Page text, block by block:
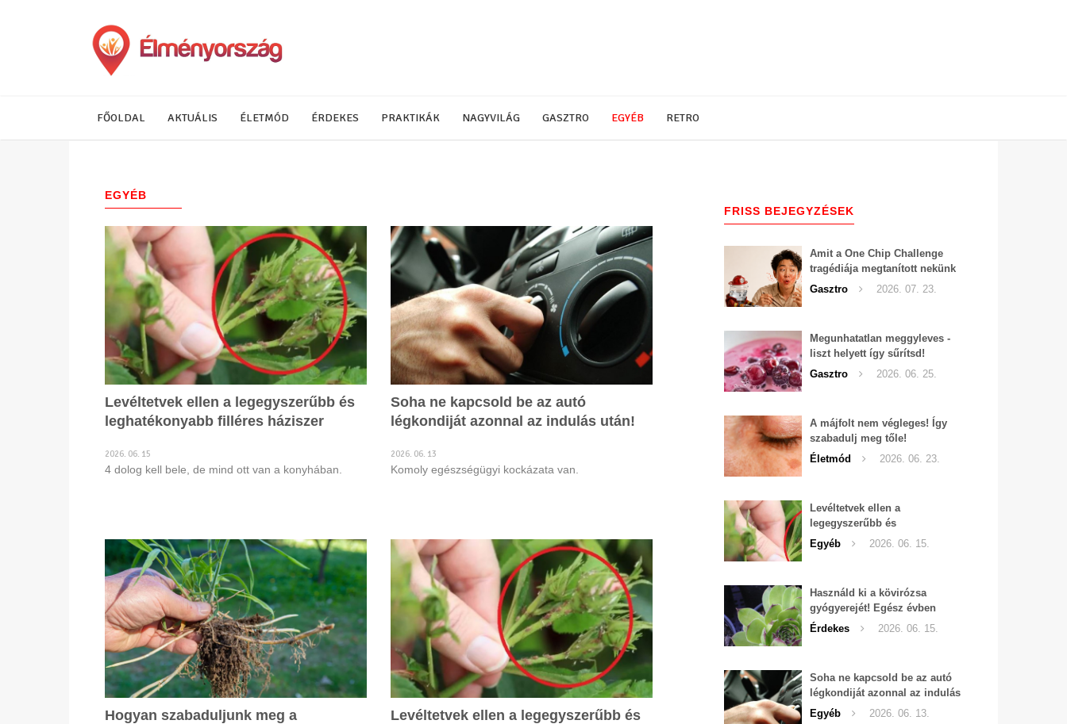
FŐOLDAL AKTUÁLIS ÉLETMÓD ÉRDEKES PRAKTIKÁK NAGYVILÁG GASZTRO EGYÉB RETRO
EGYÉB
Levéltetvek ellen a legegyszerűbb és
leghatékonyabb filléres háziszer
2026. 06. 15
4 dolog kell bele, de mind ott van a konyhában.
Soha ne kapcsold be az autó
légkondiját azonnal az indulás után!
2026. 06. 13
Komoly egészségügyi kockázata van.
Hogyan szabaduljunk meg a
Levéltetvek ellen a legegyszerűbb és
FRISS BEJEGYZÉSEK
Amit a One Chip Challenge
tragédiája megtanított nekünk
a csípős kihívásokról
Gasztro 2026. 07. 23.
Megunhatatlan meggyleves -
liszt helyett így sűrítsd!
Gasztro
2026. 06. 25.
A májfolt nem végleges! Így
szabadulj meg tőle!
Életmód
2026. 06. 23.
Levéltetvek ellen a
legegyszerűbb és
leghatékonyabb filléres
háziszer
Egyéb 2026. 06. 15.
Használd ki a kövirózsa
gyógyerejét! Egész évben
hozzáférhető.
Érdekes 2026. 06. 15.
Soha ne kapcsold be az autó
légkondiját azonnal az indulás
után!
Egyéb 2026. 06. 13.